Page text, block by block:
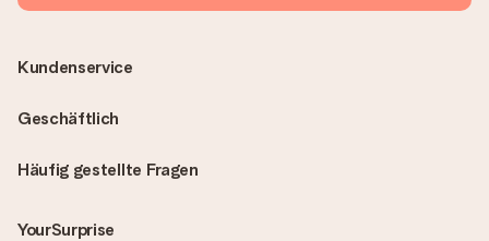
Häufig gestellte Fragen
YourSurprise
Kundenservice
Geschäftlich